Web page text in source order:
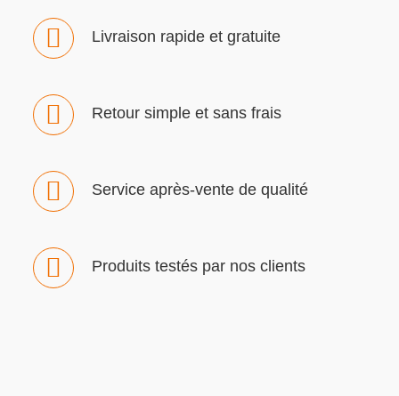
Livraison rapide et gratuite
Retour simple et sans frais
Service après-vente de qualité
Produits testés par nos clients